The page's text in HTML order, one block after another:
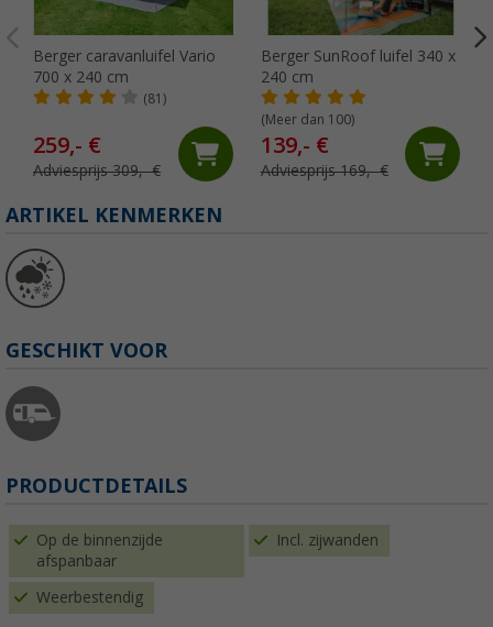
Berger caravanluifel Vario
700 x 240 cm
(81)
259,- €
Adviesprijs 309,- €
Berger SunRoof luifel 340 x
240 cm
(Meer dan 100)
139,- €
Adviesprijs 169,- €
ARTIKEL KENMERKEN
GESCHIKT VOOR
PRODUCTDETAILS
Op de binnenzijde
afspanbaar
Incl. zijwanden
Weerbestendig